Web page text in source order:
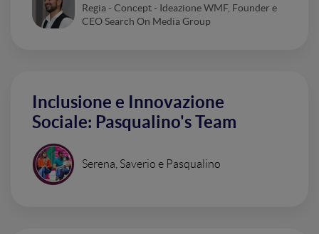
Regia - Concept - Ideazione WMF, Founder e
CEO Search On Media Group
Inclusione e Innovazione
Sociale: Pasqualino's Team
Serena, Saverio e Pasqualino